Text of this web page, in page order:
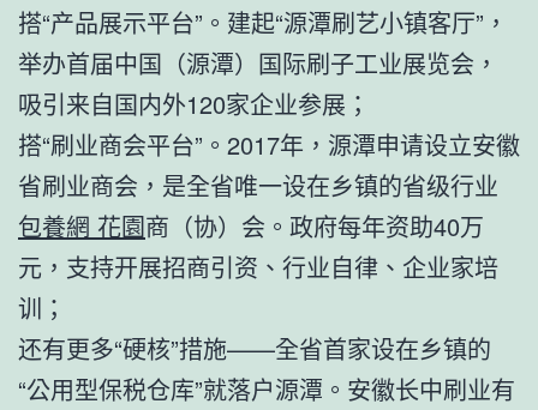
搭“产品展示平台”。建起“源潭刷艺小镇客厅”，
举办首届中国（源潭）国际刷子工业展览会，
吸引来自国内外120家企业参展；
搭“刷业商会平台”。2017年，源潭申请设立安徽
省刷业商会，是全省唯一设在乡镇的省级行业
包養網 花園商（协）会。政府每年资助40万
元，支持开展招商引资、行业自律、企业家培
训；
还有更多“硬核”措施——全省首家设在乡镇的
“公用型保税仓库”就落户源潭。安徽长中刷业有